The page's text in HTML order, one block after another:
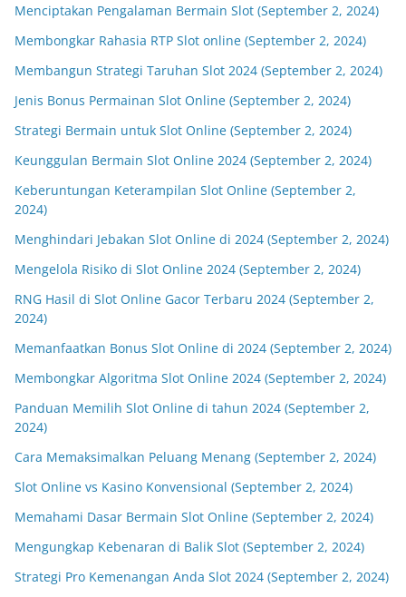
Menciptakan Pengalaman Bermain Slot (September 2, 2024)
Membongkar Rahasia RTP Slot online (September 2, 2024)
Membangun Strategi Taruhan Slot 2024 (September 2, 2024)
Jenis Bonus Permainan Slot Online (September 2, 2024)
Strategi Bermain untuk Slot Online (September 2, 2024)
Keunggulan Bermain Slot Online 2024 (September 2, 2024)
Keberuntungan Keterampilan Slot Online (September 2,
2024)
Menghindari Jebakan Slot Online di 2024 (September 2, 2024)
Mengelola Risiko di Slot Online 2024 (September 2, 2024)
RNG Hasil di Slot Online Gacor Terbaru 2024 (September 2,
2024)
Memanfaatkan Bonus Slot Online di 2024 (September 2, 2024)
Membongkar Algoritma Slot Online 2024 (September 2, 2024)
Panduan Memilih Slot Online di tahun 2024 (September 2,
2024)
Cara Memaksimalkan Peluang Menang (September 2, 2024)
Slot Online vs Kasino Konvensional (September 2, 2024)
Memahami Dasar Bermain Slot Online (September 2, 2024)
Mengungkap Kebenaran di Balik Slot (September 2, 2024)
Strategi Pro Kemenangan Anda Slot 2024 (September 2, 2024)